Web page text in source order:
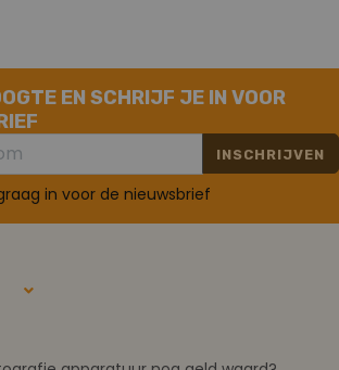
EN SCHRIJF JE IN VOOR
INSCHRIJVEN
in voor de nieuwsbrief